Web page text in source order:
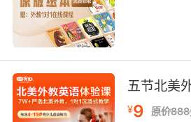
五节北美
¥9 原价